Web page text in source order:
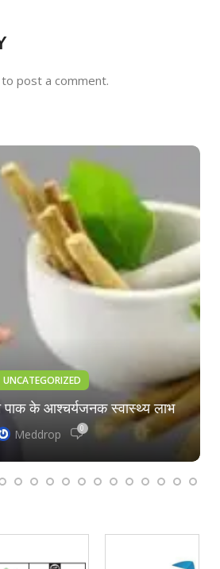
to post a comment.
UNCATEGORIZED
के आश्चर्यजनक स्वास्थ्य लाभ
Meddrop 0